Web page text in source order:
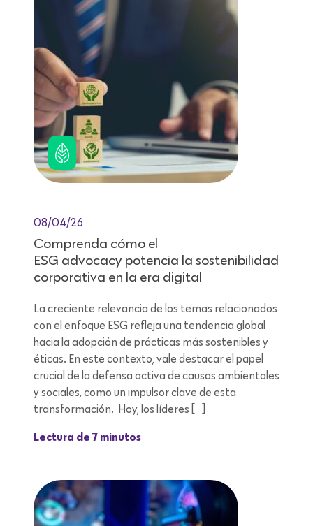
08/04/26
Comprenda cómo el
ESG advocacy potencia la sostenibilidad
corporativa en la era digital
La creciente relevancia de los temas relacionados
con el enfoque ESG refleja una tendencia global
hacia la adopción de prácticas más sostenibles y
éticas. En este contexto, vale destacar el papel
crucial de la defensa activa de causas ambientales
y sociales, como un impulsor clave de esta
transformación. Hoy, los líderes […]
Lectura de 7 minutos